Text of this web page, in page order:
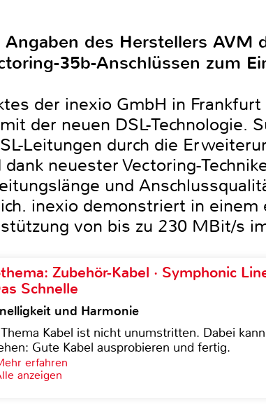
des Herstellers AVM
35b-Anschlüssen zum
der inexio GmbH in
der neuen DSL-Technologie.
Leitungen durch die
neuester Vectoring-
und
inexio demonstriert in
von bis zu 230 MBit/s
Zubehör-Kabel · Symphonic
Schnelle
und Harmonie
Kabel ist nicht unumstritten. Dabei
Gute Kabel ausprobieren und fertig.
erfahren
anzeigen